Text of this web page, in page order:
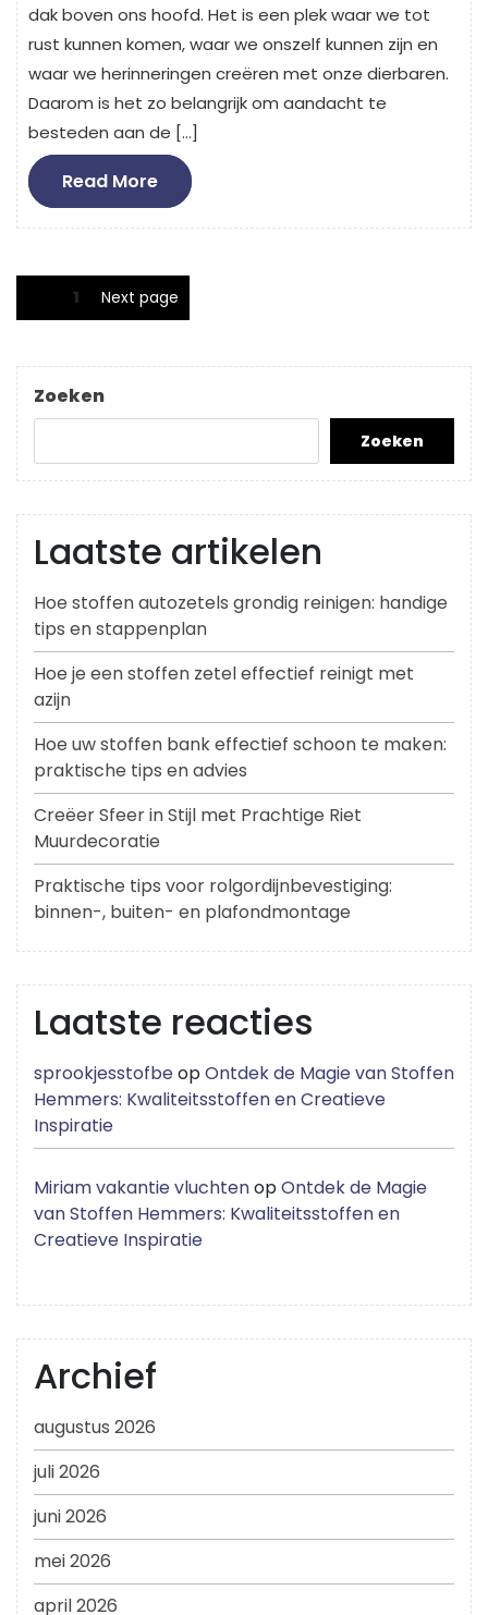
dak boven ons hoofd. Het is een plek waar we tot
rust kunnen komen, waar we onszelf kunnen zijn en
waar we herinneringen creëren met onze dierbaren.
Daarom is het zo belangrijk om aandacht te
besteden aan de […]
Read MoreRead
More
Berichten
paginering
1 Next page
Zoeken
Zoeken
Laatste artikelen
Hoe stoffen autozetels grondig reinigen: handige
tips en stappenplan
Hoe je een stoffen zetel effectief reinigt met
azijn
Hoe uw stoffen bank effectief schoon te maken:
praktische tips en advies
Creëer Sfeer in Stijl met Prachtige Riet
Muurdecoratie
Praktische tips voor rolgordijnbevestiging:
binnen-, buiten- en plafondmontage
Laatste reacties
sprookjesstofbeopOntdek de Magie van Stoffen
Hemmers: Kwaliteitsstoffen en Creatieve
Inspiratie
Miriam vakantie vluchtenopOntdek de Magie
van Stoffen Hemmers: Kwaliteitsstoffen en
Creatieve Inspiratie
Archief
augustus 2026
juli 2026
juni 2026
mei 2026
april 2026